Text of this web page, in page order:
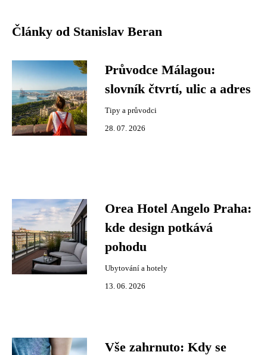
Články od Stanislav Beran
Průvodce Málagou:
slovník čtvrtí, ulic a adres
Tipy a průvodci
28. 07. 2026
Orea Hotel Angelo Praha:
kde design potkává
pohodu
Ubytování a hotely
13. 06. 2026
Vše zahrnuto: Kdy se